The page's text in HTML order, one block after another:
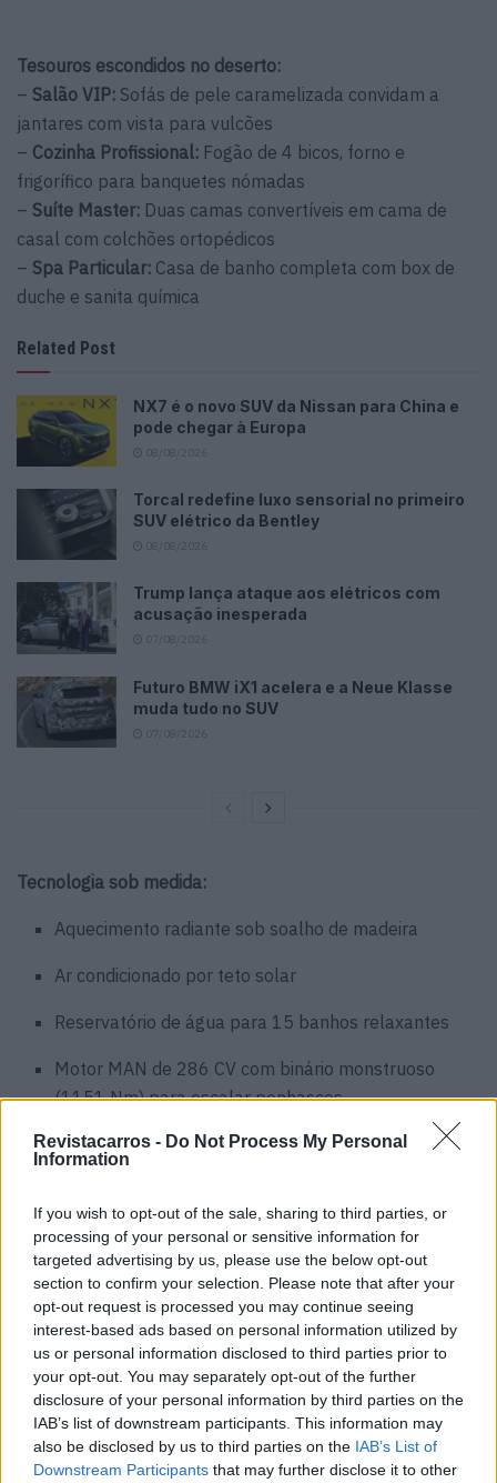
Revistacarros - Do Not Process My Personal
Information
If you wish to opt-out of the sale, sharing to third parties, or
processing of your personal or sensitive information for
targeted advertising by us, please use the below opt-out
section to confirm your selection. Please note that after your
opt-out request is processed you may continue seeing
interest-based ads based on personal information utilized by
us or personal information disclosed to third parties prior to
your opt-out. You may separately opt-out of the further
disclosure of your personal information by third parties on the
IAB’s list of downstream participants. This information may
also be disclosed by us to third parties on the IAB’s List of
Downstream Participants that may further disclose it to other
Tesouros escondidos no deserto:
– Salão VIP: Sofás de pele caramelizada convidam a
jantares com vista para vulcões
– Cozinha Profissional: Fogão de 4 bicos, forno e
frigorífico para banquetes nómadas
– Suíte Master: Duas camas convertíveis em cama de
casal com colchões ortopédicos
– Spa Particular: Casa de banho completa com box de
duche e sanita química
Related Post
NX7 é o novo SUV da Nissan para China e
pode chegar à Europa
Torcal redefine luxo sensorial no primeiro
SUV elétrico da Bentley
Trump lança ataque aos elétricos com
acusação inesperada
Futuro BMW iX1 acelera e a Neue Klasse
muda tudo no SUV
Tecnologia sob medida:
Aquecimento radiante sob soalho de madeira
Ar condicionado por teto solar
Reservatório de água para 15 banhos relaxantes
Motor MAN de 286 CV com binário monstruoso
(1151 Nm) para escalar penhascos
Preço que faz estremecer contas bancárias:
“castelo móvel” – suficiente para comprar um
apartamento de luxo em Lisboa… que, convenhamos, não
vai consigo para todo o lado.
Leia ainda:
Catalisadores? Já eram.
Agora os ladrões querem
os sensores de